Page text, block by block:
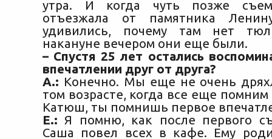
утра. И когда чуть позже
отъезжала от памятника
удивились, почему там нет
накануне вечером они еще были.
– Спустя 25 лет остались
впечатлении друг от друга?
А.: Конечно. Мы еще не очень
том возрасте, когда все еще
Катюш, ты помнишь первое
Е.: Я помню, как после первого
Саша повел всех в кафе. Ему